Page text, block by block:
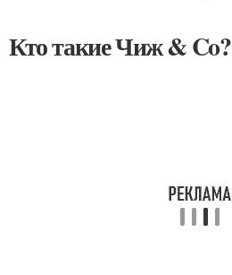
Кто такие Чиж & Co?